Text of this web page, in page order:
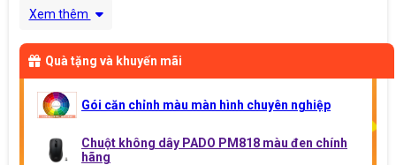
Xem thêm
Quà tặng và khuyến mãi
Gói căn chỉnh màu màn hình chuyên nghiệp
Chuột không dây PADO PM818 màu đen chính
hãng